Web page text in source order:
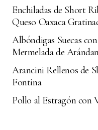
voló de la mesa.
con pimienta
Giovanni B.
septiembre 23, 2025 at
Responder
Enchiladas de Short
Queso Oaxaca
Albóndigas Suecas
Mermelada de
Arancini Rellenos de
Fontina
Pollo al Estragón con